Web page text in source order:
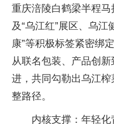
重庆涪陵白鹤梁半程
及“乌江红”展区、乌江
康”等积极标签紧密绑
从联名包装、产品创
进，共同勾勒出乌江
整路径。
内核支撑：年轻